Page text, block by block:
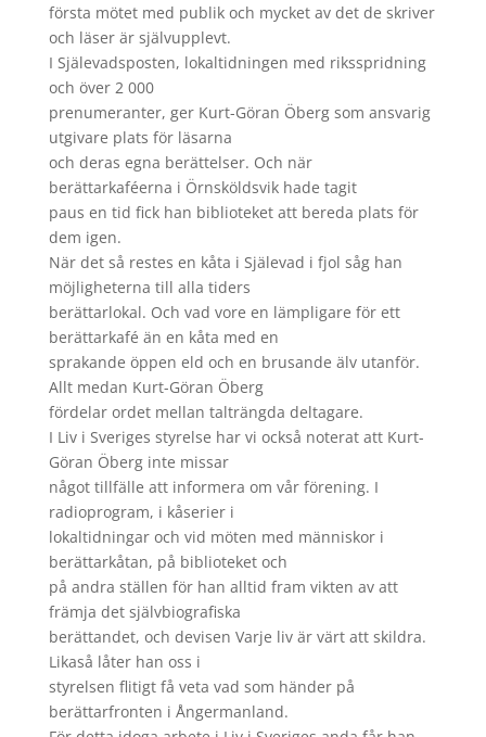
första mötet med publik och mycket av det de skriver
och läser är självupplevt.
I Själevadsposten, lokaltidningen med riksspridning
och över 2 000
prenumeranter, ger Kurt-Göran Öberg som ansvarig
utgivare plats för läsarna
och deras egna berättelser. Och när
berättarkaféerna i Örnsköldsvik hade tagit
paus en tid fick han biblioteket att bereda plats för
dem igen.
När det så restes en kåta i Själevad i fjol såg han
möjligheterna till alla tiders
berättarlokal. Och vad vore en lämpligare för ett
berättarkafé än en kåta med en
sprakande öppen eld och en brusande älv utanför.
Allt medan Kurt-Göran Öberg
fördelar ordet mellan talträngda deltagare.
I Liv i Sveriges styrelse har vi också noterat att Kurt-
Göran Öberg inte missar
något tillfälle att informera om vår förening. I
radioprogram, i kåserier i
lokaltidningar och vid möten med människor i
berättarkåtan, på biblioteket och
på andra ställen för han alltid fram vikten av att
främja det självbiografiska
berättandet, och devisen Varje liv är värt att skildra.
Likaså låter han oss i
styrelsen flitigt få veta vad som händer på
berättarfronten i Ångermanland.